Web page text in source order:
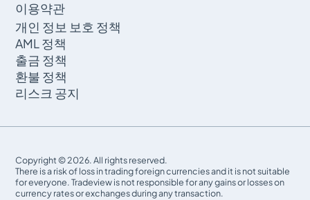
이용약관
개인 정보 보호 정책
AML 정책
출금 정책
환불 정책
리스크 공지
Copyright © 2026. All rights reserved.
There is a risk of loss in trading foreign currencies and it is not suitable
for everyone. Tradeview is not responsible for any gains or losses on
currency rates or exchanges during any transaction.